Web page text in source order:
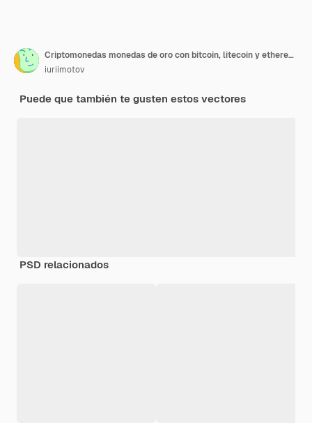
Criptomonedas monedas de oro con bitcoin, litecoin y ethereum símbolo sobre fondo blanco.
iuriimotov
Puede que también te gusten estos vectores
PSD relacionados